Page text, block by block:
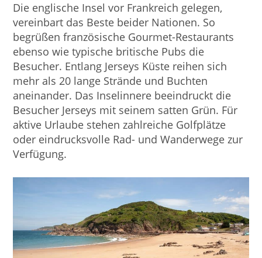
Die englische Insel vor Frankreich gelegen,
vereinbart das Beste beider Nationen. So
begrüßen französische Gourmet-Restaurants
ebenso wie typische britische Pubs die
Besucher. Entlang Jerseys Küste reihen sich
mehr als 20 lange Strände und Buchten
aneinander. Das Inselinnere beeindruckt die
Besucher Jerseys mit seinem satten Grün. Für
aktive Urlaube stehen zahlreiche Golfplätze
oder eindrucksvolle Rad- und Wanderwege zur
Verfügung.